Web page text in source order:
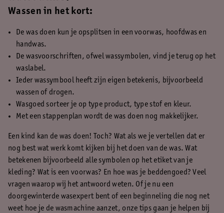
Wassen in het kort:
De was doen kun je opsplitsen in een voorwas, hoofdwas en
handwas.
De wasvoorschriften, ofwel wassymbolen, vind je terug op het
waslabel.
Ieder wassymbool heeft zijn eigen betekenis, bijvoorbeeld
wassen of drogen.
Wasgoed sorteer je op type product, type stof en kleur.
Met een stappenplan wordt de was doen nog makkelijker.
Een kind kan de was doen! Toch? Wat als we je vertellen dat er
nog best wat werk komt kijken bij het doen van de was. Wat
betekenen bijvoorbeeld alle symbolen op het etiket van je
kleding? Wat is een voorwas? En hoe was je beddengoed? Veel
vragen waarop wij het antwoord weten. Of je nu een
doorgewinterde wasexpert bent of een beginneling die nog net
weet hoe je de wasmachine aanzet, onze tips gaan je helpen bij